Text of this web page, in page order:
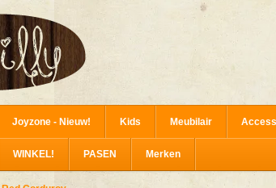
Joyzone - Nieuw! Kids Meubilair
WINKEL! PASEN Merken